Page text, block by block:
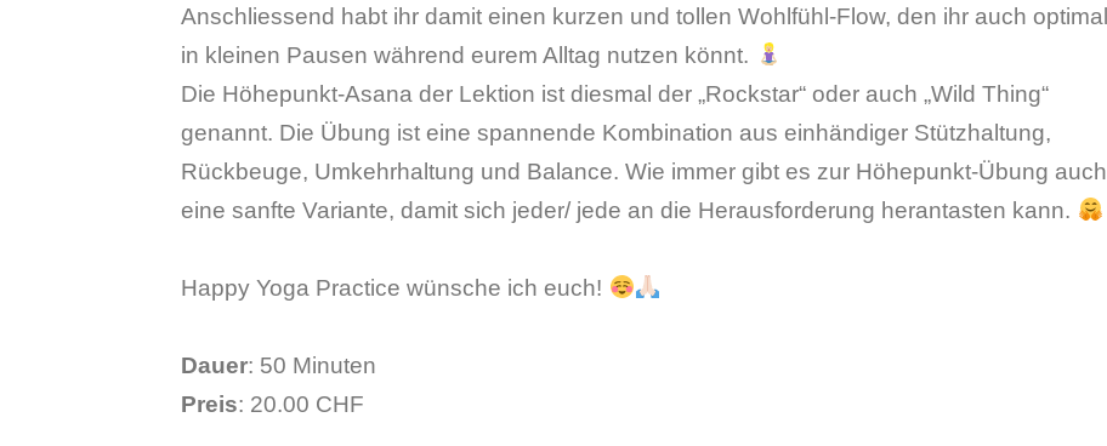
Anschliessend habt ihr damit einen kurzen und tollen Wohlfühl-Flow, den ihr auch optimal
in kleinen Pausen während eurem Alltag nutzen könnt.
Die Höhepunkt-Asana der Lektion ist diesmal der „Rockstar“ oder auch „Wild Thing“
genannt. Die Übung ist eine spannende Kombination aus einhändiger Stützhaltung,
Rückbeuge, Umkehrhaltung und Balance. Wie immer gibt es zur Höhepunkt-Übung auch
eine sanfte Variante, damit sich jeder/ jede an die Herausforderung herantasten kann.
Happy Yoga Practice wünsche ich euch!
Dauer: 50 Minuten
Preis: 20.00 CHF